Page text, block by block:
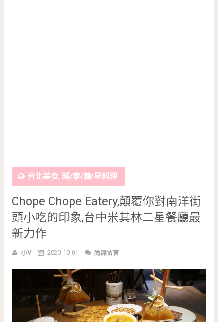
台北美食, 越/泰/韓/星料理
Chope Chope Eatery,顛覆你對南洋街
頭小吃的印象,台中米其林二星餐廳最
新力作
小V 2020-10-01 尚無留言